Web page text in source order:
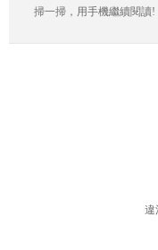
掃一掃，用手機繼續閱讀!
違